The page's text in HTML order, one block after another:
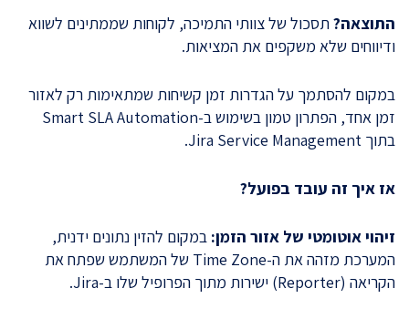
התוצאה?תסכול של צוותי התמיכה, לקוחות שממתינים לשווא
ודיווחים שלא משקפים את המציאות.
במקום להסתמך על הגדרות זמן קשיחות שמתאימות רק לאזור
זמן אחד, הפתרון טמון בשימוש ב-Smart SLA Automation
בתוך Jira Service Management.
אז איך זה עובד בפועל?
זיהוי אוטומטי של אזור הזמן: במקום להזין נתונים ידנית,
המערכת מזהה את ה-Time Zone של המשתמש שפתח את
הקריאה (Reporter) ישירות מתוך הפרופיל שלו ב-Jira.